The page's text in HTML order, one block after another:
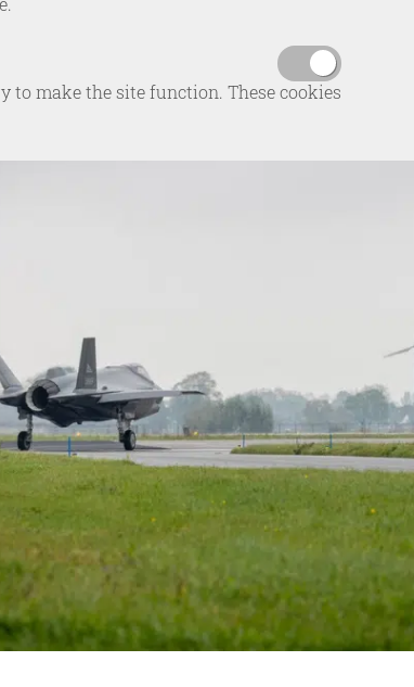
to make the site function. These cookies